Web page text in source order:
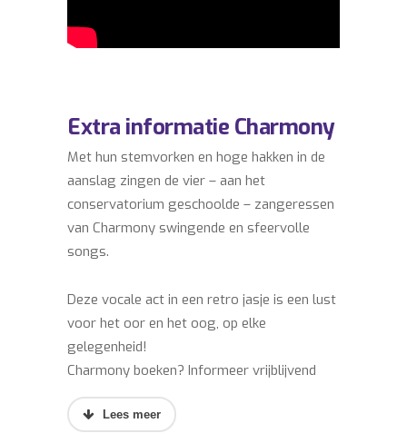
Extra informatie Charmony
Met hun stemvorken en hoge hakken in de
aanslag zingen de vier – aan het
conservatorium geschoolde – zangeressen
van Charmony swingende en sfeervolle
songs.
Deze vocale act in een retro jasje is een lust
voor het oor en het oog, op elke
gelegenheid!
Charmony boeken? Informeer vrijblijvend
naar de boekingsmogelijkheden.